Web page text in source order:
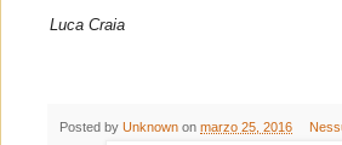
Luca Craia
Posted by Unknown on marzo 25, 2016